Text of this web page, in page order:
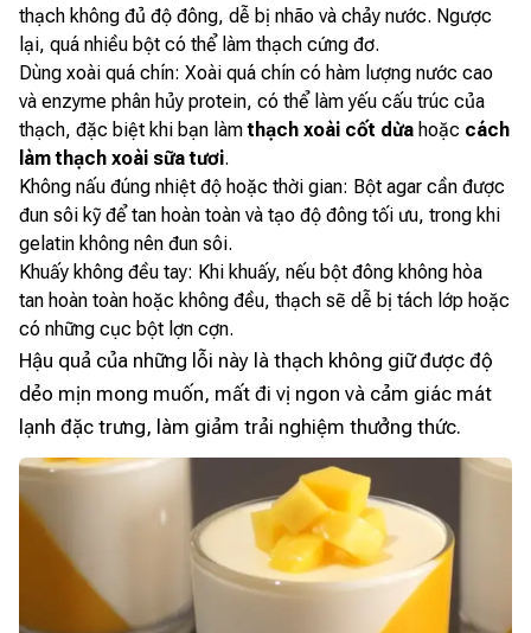
thạch không đủ độ đông, dễ bị nhão và chảy nước. Ngược
lại, quá nhiều bột có thể làm thạch cứng đơ.
Dùng xoài quá chín: Xoài quá chín có hàm lượng nước cao
và enzyme phân hủy protein, có thể làm yếu cấu trúc của
thạch, đặc biệt khi bạn làmthạch xoài cốt dừa hoặc cách
làm thạch xoài sữa tươi.
Không nấu đúng nhiệt độ hoặc thời gian: Bột agar cần được
đun sôi kỹ để tan hoàn toàn và tạo độ đông tối ưu, trong khi
gelatin không nên đun sôi.
Khuấy không đều tay: Khi khuấy, nếu bột đông không hòa
tan hoàn toàn hoặc không đều, thạch sẽ dễ bị tách lớp hoặc
có những cục bột lợn cợn.
Hậu quả của những lỗi này là thạch không giữ được độ
dẻo mịn mong muốn, mất đi vị ngon và cảm giác mát
lạnh đặc trưng, làm giảm trải nghiệm thưởng thức.